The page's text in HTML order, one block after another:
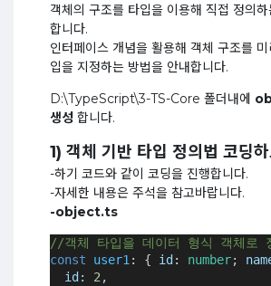
객체의 구조를 타입을 이용해 직접 정의
합니다.
인터페이스 개념을 활용해 객체 구조를
입을 지정하는 방법을 안내합니다.
D:\TypeScript\3-TS-Core 폴더내에
생성 합니다.
1) 객체 기반 타입 정의법 코딩하
-하기 코드와 같이 코딩을 진행합니다.
-자세한 내용은 주석을 참고바랍니다.
-object.ts
//객체 타입을 데이터 형식 객체로
const
user1 : { id : number;
id : 2 ,